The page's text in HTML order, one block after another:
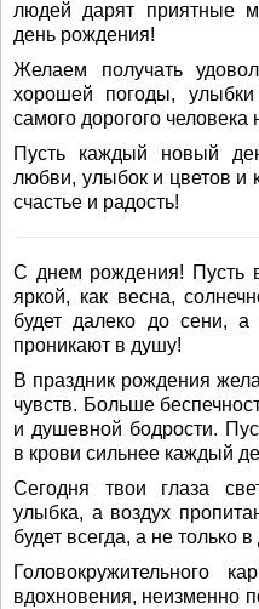
людей дарят приятные
день рождения!
Желаем получать
хорошей погоды,
самого дорогого человека
Пусть каждый новый
любви, улыбок и цветов и
счастье и радость!
С днем рождения! Пусть
яркой, как весна,
будет далеко до сени,
проникают в душу!
В праздник рождения
чувств. Больше
и душевной бодрости.
в крови сильнее каждый
Сегодня твои глаза
улыбка, а воздух
будет всегда, а не только
Головокружительного
вдохновения, неизменно